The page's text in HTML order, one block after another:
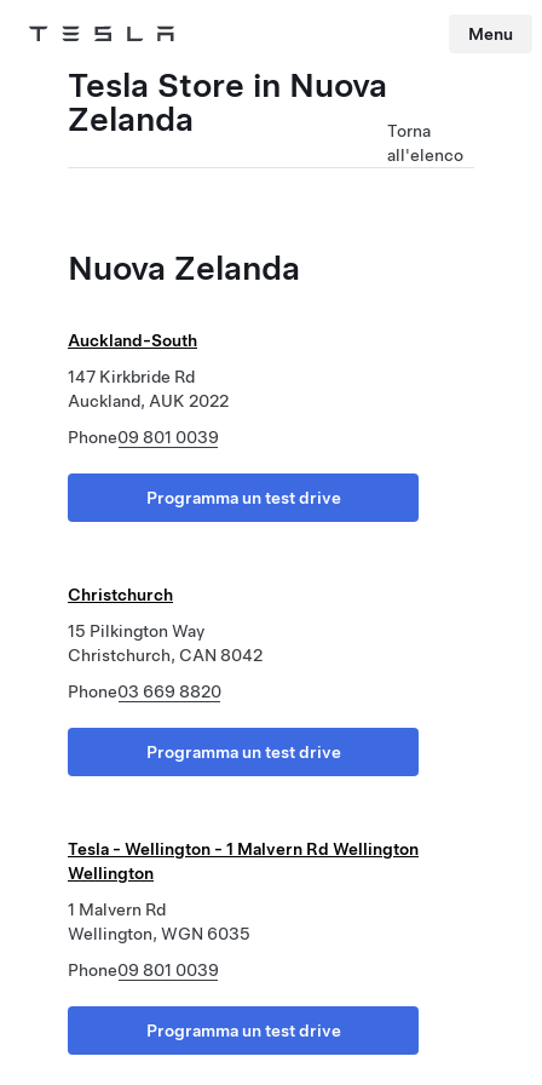
Tesla Menu
Tesla Store in Nuova
Zelanda
Torna
all'elenco
Nuova Zelanda
Auckland-South
147 Kirkbride Rd
Auckland, AUK 2022
Phone09 801 0039
Programma un test drive
Christchurch
15 Pilkington Way
Christchurch, CAN 8042
Phone03 669 8820
Programma un test drive
Tesla - Wellington - 1 Malvern Rd Wellington
Wellington
1 Malvern Rd
Wellington, WGN 6035
Phone09 801 0039
Programma un test drive